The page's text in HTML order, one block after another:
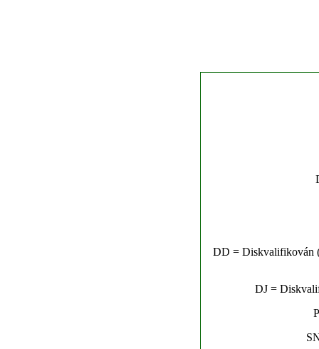
DD = Diskvalifikován
DJ =